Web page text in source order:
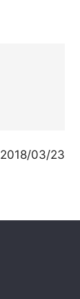
2018/03/23